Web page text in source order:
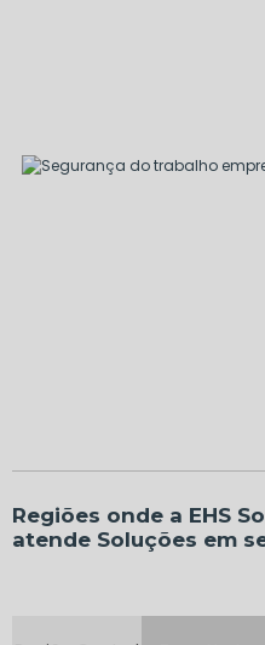
Regiões onde a EHS
atende Soluções em